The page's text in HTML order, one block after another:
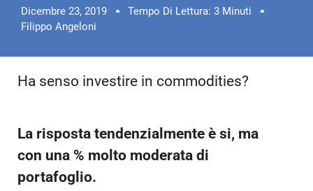
Dicembre 23, 2019
Tempo Di Lettura: 3 Minuti
Filippo Angeloni
Ha senso investire in commodities?
La risposta tendenzialmente è si, ma
con una % molto moderata di
portafoglio.